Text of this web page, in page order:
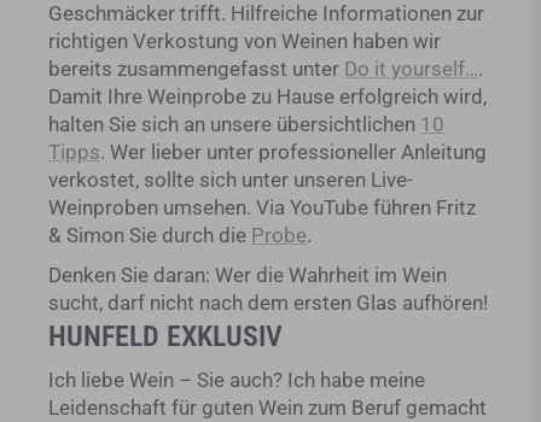
Geschmäcker trifft. Hilfreiche Informationen zur
richtigen Verkostung von Weinen haben wir
bereits zusammengefasst unter Do it yourself….
Damit Ihre Weinprobe zu Hause erfolgreich wird,
halten Sie sich an unsere übersichtlichen 10
Tipps. Wer lieber unter professioneller Anleitung
verkostet, sollte sich unter unseren Live-
Weinproben umsehen. Via YouTube führen Fritz
& Simon Sie durch die Probe.
Denken Sie daran: Wer die Wahrheit im Wein
sucht, darf nicht nach dem ersten Glas aufhören!
HUNFELD EXKLUSIV
Ich liebe Wein – Sie auch? Ich habe meine
Leidenschaft für guten Wein zum Beruf gemacht